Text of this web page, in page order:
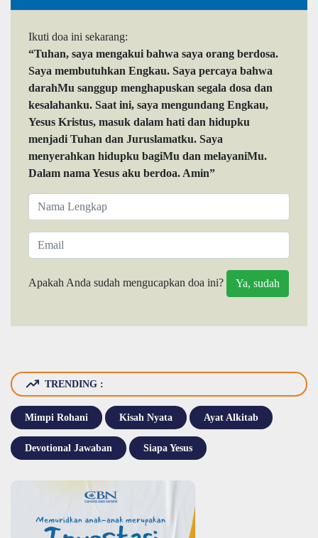
Ikuti doa ini sekarang:
“Tuhan, saya mengakui bahwa saya orang berdosa.
Saya membutuhkan Engkau. Saya percaya bahwa
darahMu sanggup menghapuskan segala dosa dan
kesalahanku. Saat ini, saya mengundang Engkau,
Yesus Kristus, masuk dalam hati dan hidupku
menjadi Tuhan dan Juruslamatku. Saya
menyerahkan hidupku bagiMu dan melayaniMu.
Dalam nama Yesus aku berdoa. Amin”
Apakah Anda sudah mengucapkan doa ini?
TRENDING :
Mimpi Rohani Kisah Nyata Ayat Alkitab
Devotional Jawaban Siapa Yesus